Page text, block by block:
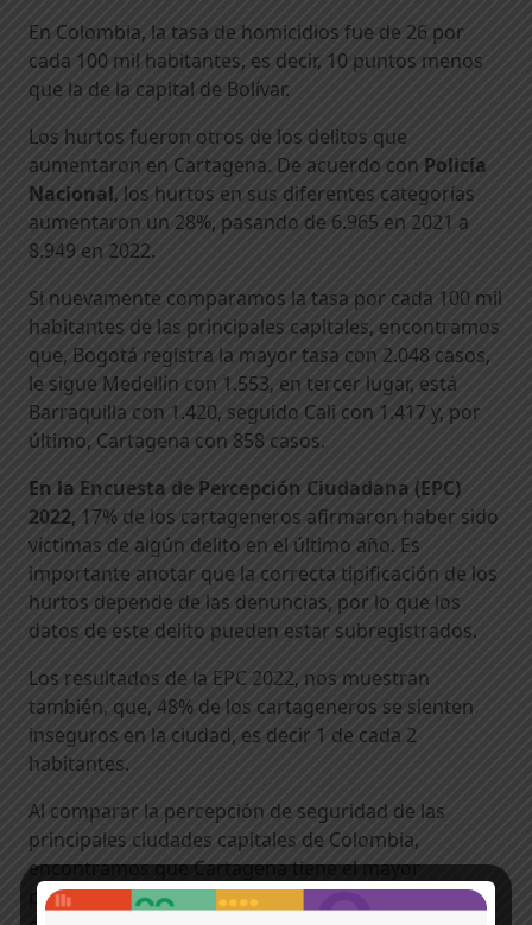
En Colombia, la tasa de homicidios fue de 26 por
cada 100 mil habitantes, es decir, 10 puntos menos
que la de la capital de Bolívar.
Los hurtos fueron otros de los delitos que
aumentaron en Cartagena. De acuerdo con Policía
Nacional, los hurtos en sus diferentes categorías
aumentaron un 28%, pasando de 6.965 en 2021 a
8.949 en 2022.
Si nuevamente comparamos la tasa por cada 100 mil
habitantes de las principales capitales, encontramos
que, Bogotá registra la mayor tasa con 2.048 casos,
le sigue Medellín con 1.553, en tercer lugar, está
Barraquilla con 1.420, seguido Cali con 1.417 y, por
último, Cartagena con 858 casos.
En la Encuesta de Percepción Ciudadana (EPC)
2022, 17% de los cartageneros afirmaron haber sido
víctimas de algún delito en el último año. Es
importante anotar que la correcta tipificación de los
hurtos depende de las denuncias, por lo que los
datos de este delito pueden estar subregistrados.
Los resultados de la EPC 2022, nos muestran
también, que, 48% de los cartageneros se sienten
inseguros en la ciudad, es decir 1 de cada 2
habitantes.
Al comparar la percepción de seguridad de las
principales ciudades capitales de Colombia,
encontramos que Cartagena tiene el mayor
porcentaje de inseguridad (48%), en segundo lugar,